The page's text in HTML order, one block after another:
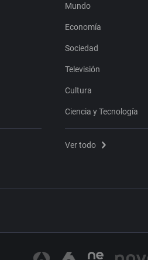
Mundo
Economía
Sociedad
Televisión
Cultura
Ciencia y Tecnología
Ver todo